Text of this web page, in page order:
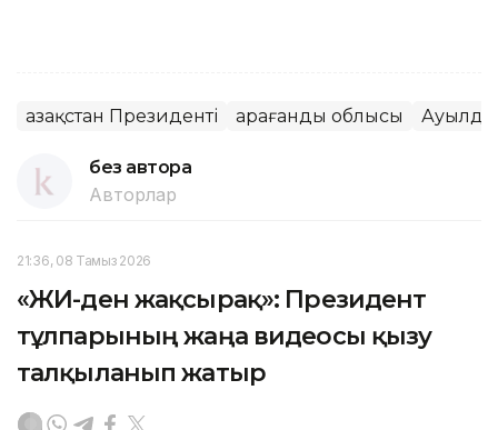
Қазақстан Президенті Қарағанды облысы
без автора
Авторлар
21:36, 08 Тамыз 2026
«ЖИ-ден жақсырақ»: Президент
тұлпарының жаңа видеосы қызу
талқыланып жатыр